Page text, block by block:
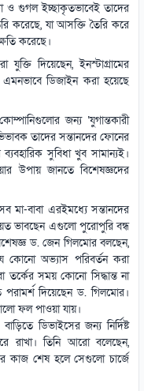
ও গুগল ইচ্ছাকৃতভাবেই তাদের
করেছে, যা আসক্তি তৈরি করে
করেছে।
দিয়েছেন, ইনস্টাগ্রামের
এমনভাবে ডিজাইন করা হয়েছে
জন্য ‘যুগান্তকারী
তাদের সন্তানদের ফোনের
সুবিধা খুব সামান্যই।
উপায় জানতে বিশেষজ্ঞদের
বাবা এরইমধ্যে সন্তানদের
হয়ত ভাবছেন এগুলো পুরোপুরি বন্ধ
ড. জেন গিলমোর বলছেন,
কোনো অভ্যাস পরিবর্তন করা
তর্কের সময় কোনো সিদ্ধান্ত না
পরামর্শ দিয়েছেন ড. গিলমোর।
ফল পাওয়া যায়।
ডিভাইসের জন্য নির্দিষ্ট
রাখা। তিনি আরো বলেছেন,
কাজ শেষ হলে সেগুলো চার্জে